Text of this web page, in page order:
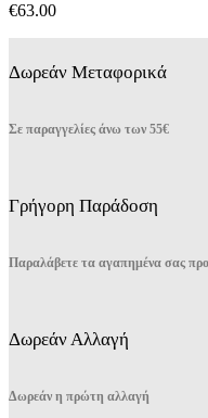
€63.00
Δωρεάν Μεταφορικά
Σε παραγγελίες άνω των 55€
Γρήγορη Παράδοση
Παραλάβετε τα αγαπημένα σας
Δωρεάν Αλλαγή
Δωρεάν η πρώτη αλλαγή